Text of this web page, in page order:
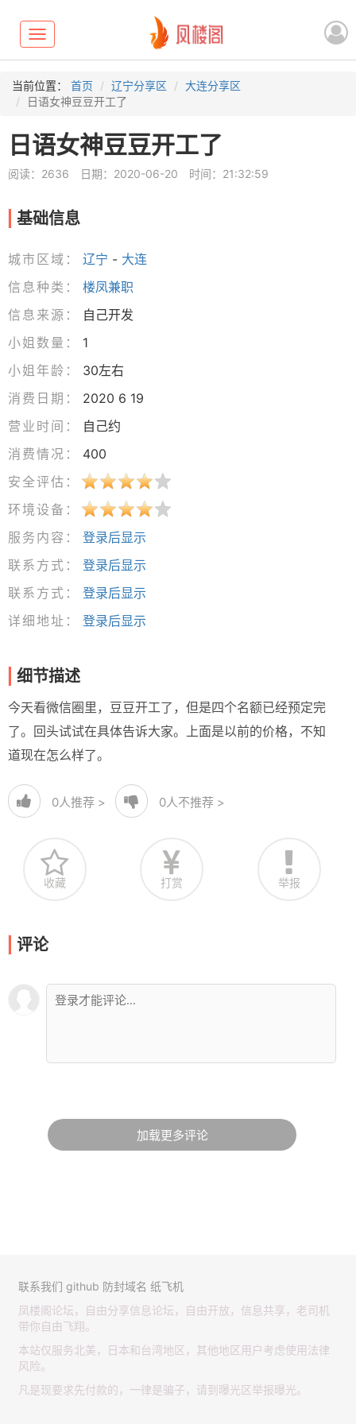
Toggle
navigation
当前位置： 首页 辽宁分享区
大连分享区
日语女神豆豆开工了
日语女神豆豆开工了
阅读：2636 日期：2020-06-20 时间：21:32:59
基础信息
城市区域： 辽宁 - 大连
信息种类：
楼凤兼职
信息来源：
自己开发
小姐数量：
1
小姐年龄：
30左右
消费日期：
2020 6 19
营业时间：
自己约
消费情况：
400
安全评估：
环境设备：
服务内容：
登录后显示
联系方式：
登录后显示
联系方式：
登录后显示
详细地址：
登录后显示
细节描述
今天看微信圈里，豆豆开工了，但是四个名额已经预定完
了。回头试试在具体告诉大家。上面是以前的价格，不知
道现在怎么样了。
0人推荐 > 0人不推荐 >
收藏 打赏 举报
评论
加载更多评论
联系我们 github 防封域名 纸飞机
凤楼阁论坛，自由分享信息论坛，自由开放，信息共享，老司机
带你自由飞翔。
本站仅服务北美，日本和台湾地区，其他地区用户考虑使用法律
风险。
凡是现要求先付款的，一律是骗子，请到曝光区举报曝光。